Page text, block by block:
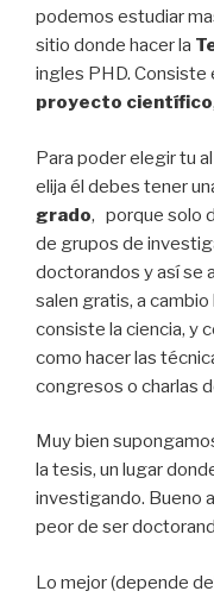
podemos estudiar
sitio donde hacer la
ingles PHD. Consiste
proyecto científico
Para poder elegir tu
elija él debes tener
grado, porque solo
de grupos de
doctorandos y así se
salen gratis, a
consiste la ciencia, y
como hacer las
congresos o charlas
Muy bien
la tesis, un lugar
investigando. Bueno
peor de ser
Lo mejor (depende